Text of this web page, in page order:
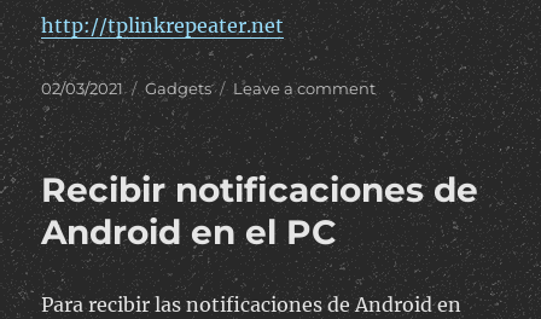
http://tplinkrepeater.net
Posted
on
02/03/2021 Categories
Gadgets Leave a commenton
Configurar
repetidor
de
Wifi
TP-
Link
TL-
WA850RE
Recibir notificaciones de
Android en el PC
Para recibir las notificaciones de Android en